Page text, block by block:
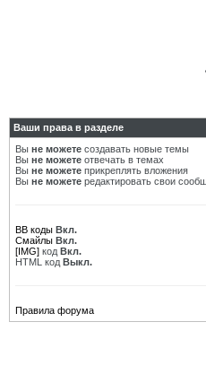
Ваши права в разделе
Вы не можете создавать новые темы
Вы не можете отвечать в темах
Вы не можете прикреплять вложения
Вы не можете редактировать свои
BB коды Вкл.
Смайлы Вкл.
[IMG] код Вкл.
HTML код Выкл.
Правила форума